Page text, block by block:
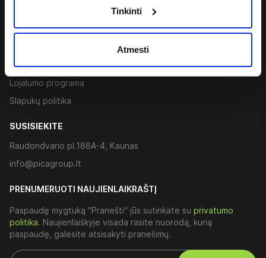
Tinkinti
Atmesti
PAGALBA IR INFORMACIJA
Privatumo politika
Sukurti sąskaitą faktūrą
Lojalumo programa
Slapukų politika
SUSISIEKITE
Raudondvario pl.186A-4, Kaunas
info@picagroup.lt
PRENUMERUOTI NAUJIENLAIKRAŠTĮ
Paspaudę mygtuką "Pranešti" jūs sutinkate su privatumo
politika. Naujienlaiškyje visada rasite nuorodą, kurią
paspaudę, galėsite atsisakyti pranešimų.